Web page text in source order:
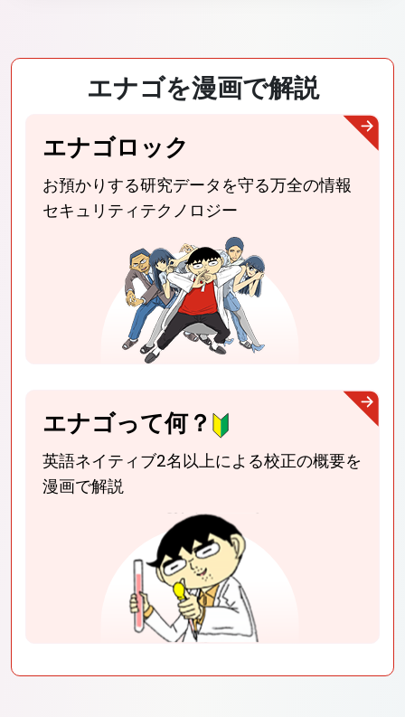
エナゴを漫画で解説
エナゴロック
お預かりする研究データを守る万全の情報
セキュリティテクノロジー
エナゴって何？
英語ネイティブ2名以上による校正の概要を
漫画で解説